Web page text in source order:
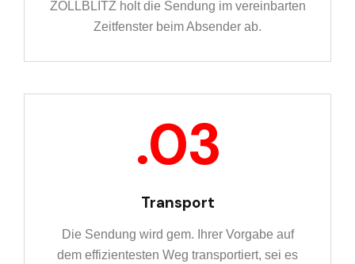
ZOLLBLITZ holt die Sendung im vereinbarten
Zeitfenster beim Absender ab.
Transport
Die Sendung wird gem. Ihrer Vorgabe auf
dem effizientesten Weg transportiert, sei es